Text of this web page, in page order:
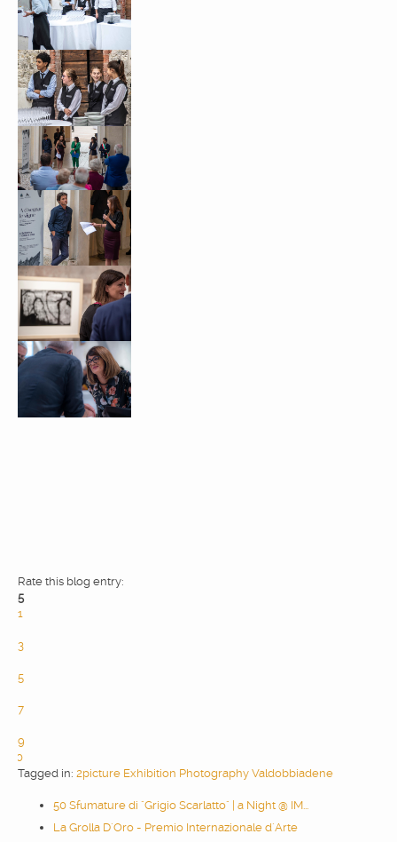
Rate this blog entry:
5
1
3
5
7
9
10
Tagged in: 2picture Exhibition Photography Valdobbiadene
50 Sfumature di "Grigio Scarlatto" | a Night @ IM...
La Grolla D´Oro - Premio Internazionale d´Arte